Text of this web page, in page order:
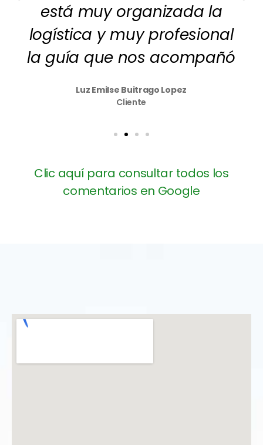
está muy organizada la
logística y muy profesional
la guía que nos acompañó
Luz Emilse Buitrago Lopez
Cliente
Clic aquí para consultar todos los
comentarios en Google